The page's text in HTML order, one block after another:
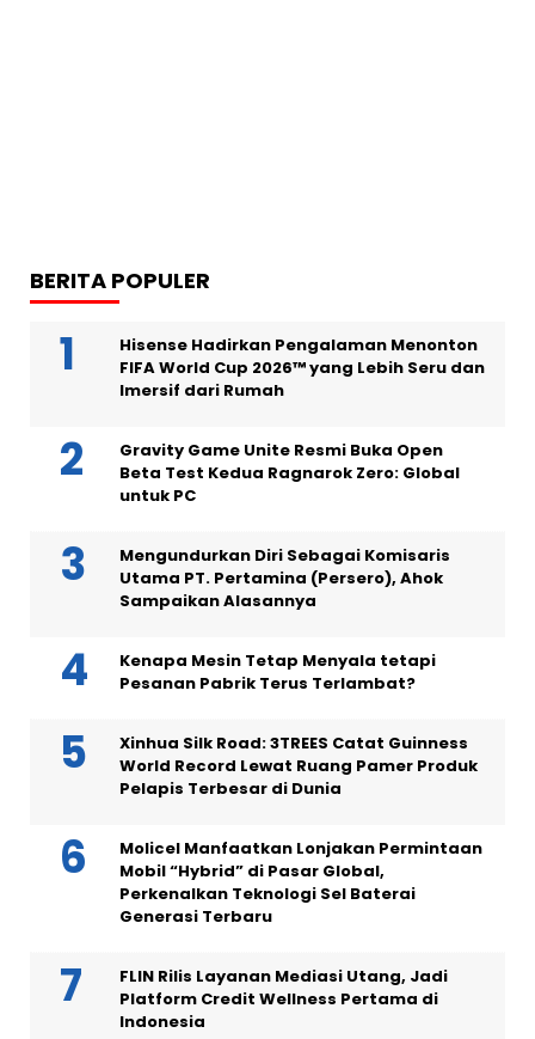
BERITA POPULER
Hisense Hadirkan Pengalaman Menonton
FIFA World Cup 2026™ yang Lebih Seru dan
Imersif dari Rumah
Gravity Game Unite Resmi Buka Open
Beta Test Kedua Ragnarok Zero: Global
untuk PC
Mengundurkan Diri Sebagai Komisaris
Utama PT. Pertamina (Persero), Ahok
Sampaikan Alasannya
Kenapa Mesin Tetap Menyala tetapi
Pesanan Pabrik Terus Terlambat?
Xinhua Silk Road: 3TREES Catat Guinness
World Record Lewat Ruang Pamer Produk
Pelapis Terbesar di Dunia
Molicel Manfaatkan Lonjakan Permintaan
Mobil “Hybrid” di Pasar Global,
Perkenalkan Teknologi Sel Baterai
Generasi Terbaru
FLIN Rilis Layanan Mediasi Utang, Jadi
Platform Credit Wellness Pertama di
Indonesia